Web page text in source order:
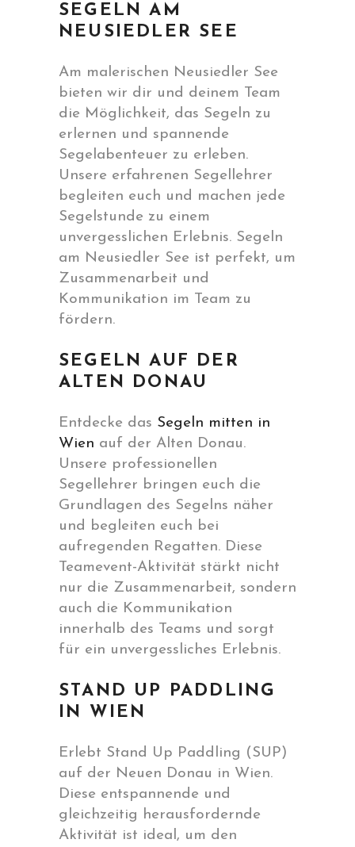
SEGELN AM
NEUSIEDLER SEE
Am malerischen Neusiedler See
bieten wir dir und deinem Team
die Möglichkeit, das Segeln zu
erlernen und spannende
Segelabenteuer zu erleben.
Unsere erfahrenen Segellehrer
begleiten euch und machen jede
Segelstunde zu einem
unvergesslichen Erlebnis. Segeln
am Neusiedler See ist perfekt, um
Zusammenarbeit und
Kommunikation im Team zu
fördern.
SEGELN AUF DER
ALTEN DONAU
Entdecke das Segeln mitten in
Wien auf der Alten Donau.
Unsere professionellen
Segellehrer bringen euch die
Grundlagen des Segelns näher
und begleiten euch bei
aufregenden Regatten. Diese
Teamevent-Aktivität stärkt nicht
nur die Zusammenarbeit, sondern
auch die Kommunikation
innerhalb des Teams und sorgt
für ein unvergessliches Erlebnis.
STAND UP PADDLING
IN WIEN
Erlebt Stand Up Paddling (SUP)
auf der Neuen Donau in Wien.
Diese entspannende und
gleichzeitig herausfordernde
Aktivität ist ideal, um den